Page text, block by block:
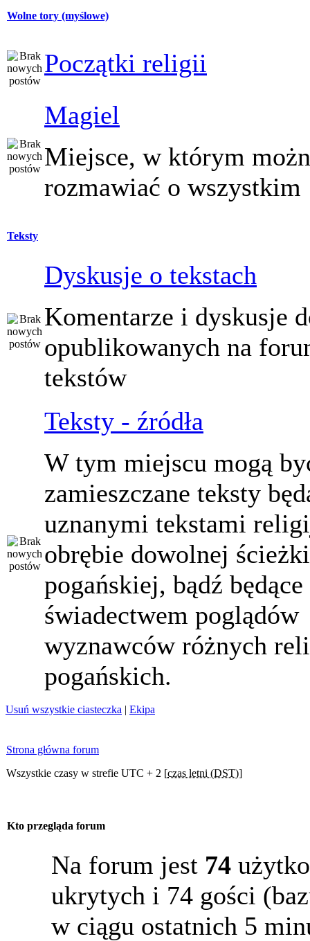
Wolne tory (myślowe)
Początki religii
Magiel
Miejsce, w którym
rozmawiać o wszystkim
Teksty
Dyskusje o tekstach
Komentarze i dyskusje
opublikowanych na
tekstów
Teksty - źródła
W tym miejscu mogą
zamieszczane teksty
uznanymi tekstami
obrębie dowolnej ścieżki
pogańskiej, bądź będące
świadectwem poglądów
wyznawców różnych
pogańskich.
Usuń wszystkie ciasteczka | Ekipa
Strona główna forum
Wszystkie czasy w strefie UTC + 2 [czas letni (DST)]
Kto przegląda forum
Na forum jest 74
ukrytych i 74 gości
w ciągu ostatnich 5